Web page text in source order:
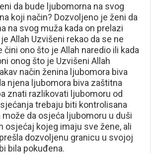
da bude ljubomorna na svog
koji način? Dozvoljeno je ženi da
na svog muža kada on prelazi
Allah Uzvišeni rekao da se ne
čini ono što je Allah naredio ili kada
onog što je Uzvišeni Allah
način ženina ljubomora biva
njena ljubomora biva zaštitna
znati razlikovati ljubomoru od
trebaju biti kontrolisana
da osjeća ljubomoru u duši
osjećaj kojeg imaju sve žene, ali
dozvoljenu granicu u svojoj
bila pokuđena.